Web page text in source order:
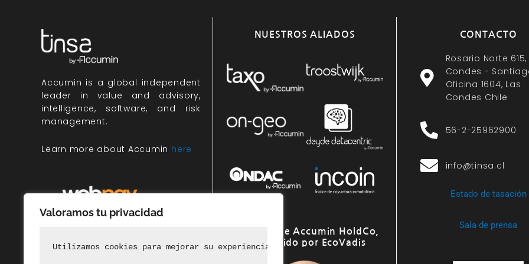
Valoramos tu privacidad
Utilizamos cookies para mejorar su experiencia de navegación, ofrecer anuncios o contenido
Accumin is a global independent
leader in value and advisory,
intelligence, software, and risk
management.
Learn more about Accumin here
NUESTROS ALIADOS
Miembro de Accumin HoldCo,
reconocido por EcoVadis
CONTACTO
Rosario Norte 615,
Condes -
Oficina 1604, Las
Condes Chile
56-2-25962900
info@tinsa.cl
Estado de tasación
Sala de prensa